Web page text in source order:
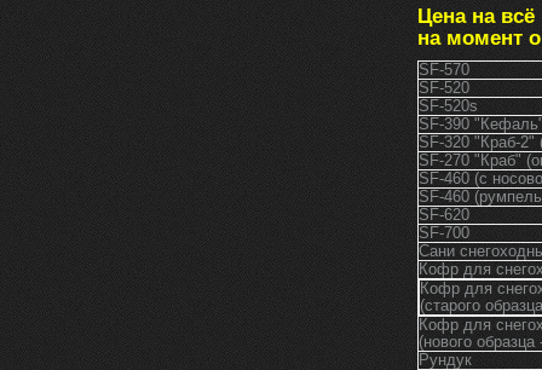
Цена на
на момент
SF-570
SF-520
SF-520s
SF-390
SF-320 "Краб-2"
SF-270 "Краб"
SF-460 (с
SF-460
SF-620
SF-700
Сани
Кофр для
Кофр для
(старого
Кофр для
(нового
Рундук